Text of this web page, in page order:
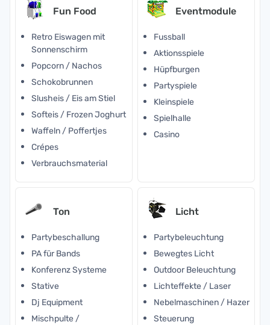
Fun Food
Retro Eiswagen mit
Sonnenschirm
Popcorn / Nachos
Schokobrunnen
Slusheis / Eis am Stiel
Softeis / Frozen Joghurt
Waffeln / Poffertjes
Crépes
Verbrauchsmaterial
Eventmodule
Fussball
Aktionsspiele
Hüpfburgen
Partyspiele
Kleinspiele
Spielhalle
Casino
Ton
Partybeschallung
PA für Bands
Konferenz Systeme
Stative
Dj Equipment
Mischpulte /
Licht
Partybeleuchtung
Bewegtes Licht
Outdoor Beleuchtung
Lichteffekte / Laser
Nebelmaschinen / Hazer
Steuerung